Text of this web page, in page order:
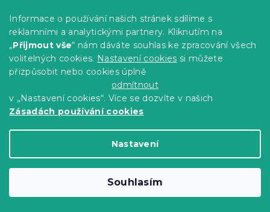
Informace o používání našich stránek sdílíme s
reklamními a analytickými partnery. Kliknutím na
„Přijmout vše“ nám dáváte souhlas ke zpracování všech
volitelných cookies. Nastavení cookies si můžete
přizpůsobit nebo cookies úplně
odmítnout
v „Nastavení cookies“. Více se dozvíte v našich
Zásadách používání cookies
Nastavení
Souhlasím
Hořčicová rohová pohovka SMART
COSARO, oboustranná + 2 polštářky
ZDARMAPoso 001
Skladem(>10 ks)